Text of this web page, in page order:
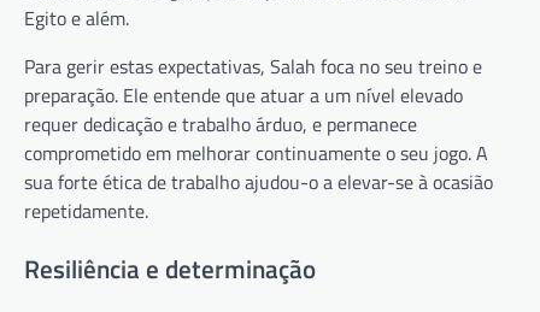
Egito e além.
Para gerir estas expectativas, Salah foca no seu treino e
preparação. Ele entende que atuar a um nível elevado
requer dedicação e trabalho árduo, e permanece
comprometido em melhorar continuamente o seu jogo. A
sua forte ética de trabalho ajudou-o a elevar-se à ocasião
repetidamente.
Resiliência e determinação